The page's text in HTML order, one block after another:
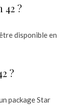
?
disponible en
?
package Star